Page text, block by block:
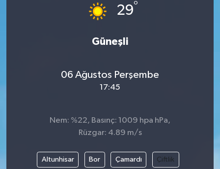
29°
Güneşli
06 Ağustos Perşembe
17:45
Nem: %22, Basınç: 1009 hpa hPa,
Rüzgar: 4.89 m/s
Altunhisar Bor Çamardı Çiftlik
Resmî ilanlar